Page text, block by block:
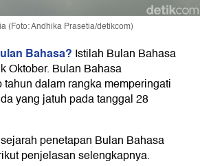
(Foto: Andhika Prasetia/detikcom)
Bahasa? Istilah Bulan Bahasa
Oktober. Bulan Bahasa
dalam rangka memperingati
yang jatuh pada tanggal 28
penetapan Bulan Bahasa
penjelasan selengkapnya.